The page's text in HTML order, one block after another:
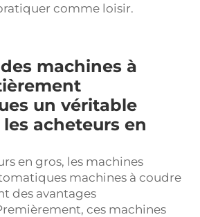
comme loisir.
machines à
un véritable
acheteurs en
en gros, les machines
machines à coudre
des avantages
ces machines